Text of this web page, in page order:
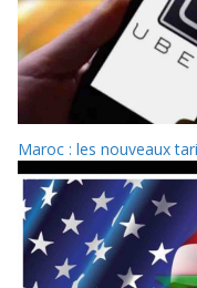
Maroc : les nouveaux